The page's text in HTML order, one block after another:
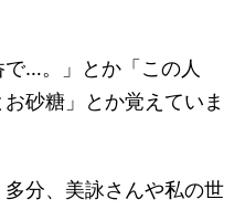
で…。」とか「この人
砂糖」とか覚えていま
多分、美詠さんや私の世